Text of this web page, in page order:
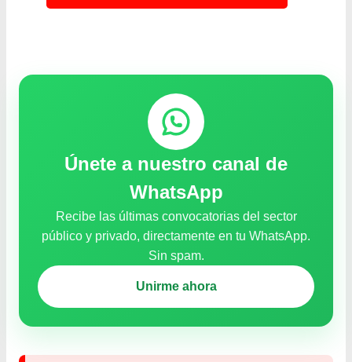
Únete a nuestro canal de
WhatsApp
Recibe las últimas convocatorias del sector
público y privado, directamente en tu WhatsApp.
Sin spam.
Unirme ahora